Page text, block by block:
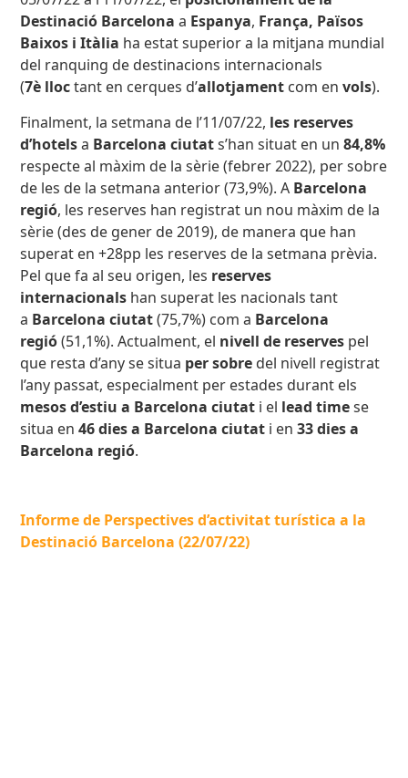
Destinació Barcelonaa Espanya, França, Països
Baixos i Itàlia ha estat superior a la mitjana mundial
del ranquing de destinacions internacionals
(7è lloctant en cerques d’allotjament com en vols).
Finalment, la setmana de l’11/07/22, les reserves
d’hotelsa Barcelona ciutats’han situat en un 84,8%
respecte al màxim de la sèrie (febrer 2022), per sobre
de les de la setmana anterior (73,9%). A Barcelona
regió, les reserves han registrat un nou màxim de la
sèrie (des de gener de 2019), de manera que han
superat en +28pp les reserves de la setmana prèvia.
Pel que fa al seu origen, les reserves
internacionals han superat les nacionals tant
a Barcelona ciutat(75,7%) com a Barcelona
regió(51,1%). Actualment, el nivell de reserves pel
que resta d’any se situa per sobre del nivell registrat
l’any passat, especialment per estades durant els
mesos d’estiu a Barcelona ciutat i el lead timese
situa en 46 dies a Barcelona ciutat i en 33 dies a
Barcelona regió.
Informe de Perspectives d’activitat turística a la
Destinació Barcelona (22/07/22)